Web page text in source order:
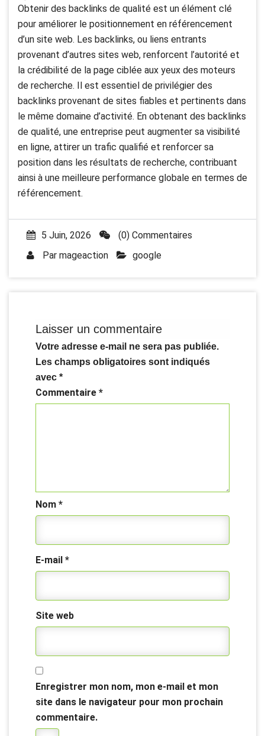
Obtenir des backlinks de qualité est un élément clé
pour améliorer le positionnement en référencement
d’un site web. Les backlinks, ou liens entrants
provenant d’autres sites web, renforcent l’autorité et
la crédibilité de la page ciblée aux yeux des moteurs
de recherche. Il est essentiel de privilégier des
backlinks provenant de sites fiables et pertinents dans
le même domaine d’activité. En obtenant des backlinks
de qualité, une entreprise peut augmenter sa visibilité
en ligne, attirer un trafic qualifié et renforcer sa
position dans les résultats de recherche, contribuant
ainsi à une meilleure performance globale en termes de
référencement.
5 Juin, 2026
(0) Commentaires
Par mageaction google
Laisser un commentaire
Votre adresse e-mail ne sera pas publiée.
Les champs obligatoires sont indiqués
avec *
Commentaire *
Nom *
E-mail *
Site web
Enregistrer mon nom, mon e-mail et mon
site dans le navigateur pour mon prochain
commentaire.